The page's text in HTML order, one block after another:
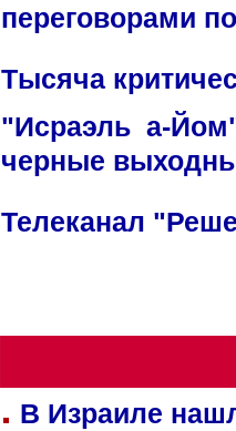
переговорами
Тысяча
"Исраэль а-
черные
Телеканал
В Израиле